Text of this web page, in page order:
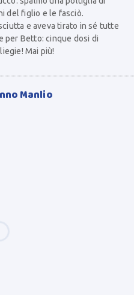
del figlio e le fasciò.
e aveva tirato in sé tutte
per Betto: cinque dosi di
Mai più!
Manlio